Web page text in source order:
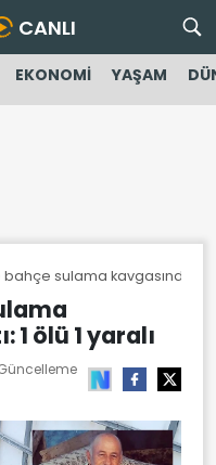
CANLI
EKONOMİ YAŞAM
sulama kavgasında kan
1 ölü 1 yaralı